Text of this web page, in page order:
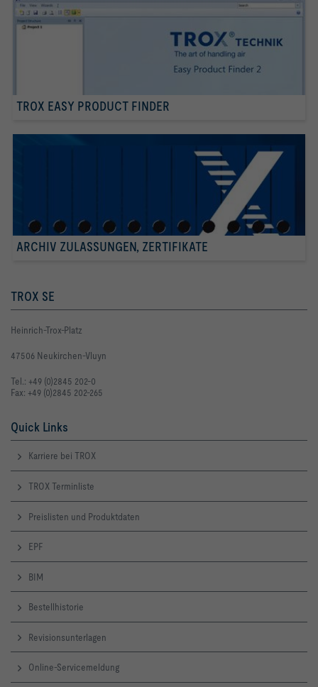
TROX EASY PRODUCT FINDER
ARCHIV ZULASSUNGEN, ZERTIFIKATE
TROX SE
Heinrich-Trox-Platz
47506 Neukirchen-Vluyn
Tel.: +49 (0)2845 202-0
Fax: +49 (0)2845 202-265
Quick Links
Karriere bei TROX
TROX Terminliste
Preislisten und Produktdaten
EPF
BIM
Bestellhistorie
Revisionsunterlagen
Online-Servicemeldung